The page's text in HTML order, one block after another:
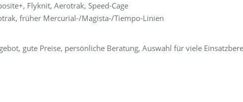
Flyknit, Aerotrak, Speed-Cage
früher Mercurial-/Magista-/Tiempo-Linien
gute Preise, persönliche Beratung, Auswahl für viele